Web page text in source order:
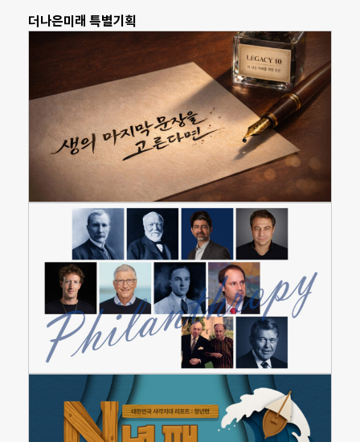
더나은미래 특별기획